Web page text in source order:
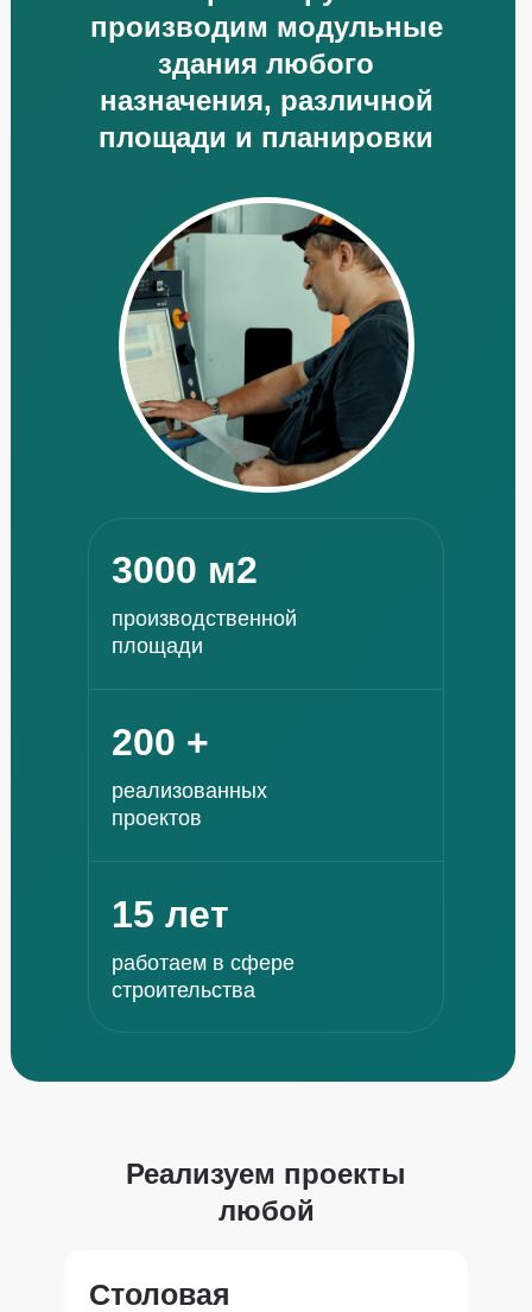
производим модульные
здания любого
назначения, различной
площади и планировки
3000 м2
производственной
площади
200 +
реализованных
проектов
15 лет
работаем в сфере
строительства
Реализуем проекты
любой
сроки
Столовая